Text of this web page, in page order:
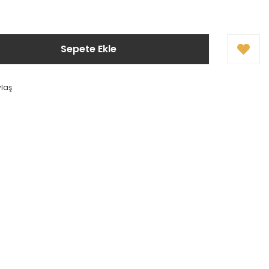
Sepete Ekle